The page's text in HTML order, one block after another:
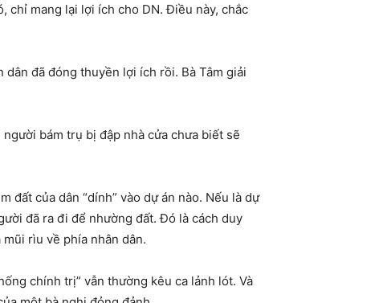
chỉ mang lại lợi ích cho DN. Điều này, chắc
đã đóng thuyền lợi ích rồi. Bà Tâm giải
bám trụ bị đập nhà cửa chưa biết sẽ
đất của dân “dính” vào dự án nào. Nếu là dự
đã ra đi để nhường đất. Đó là cách duy
mũi rìu về phía nhân dân.
chính trị” vẫn thường kêu ca lảnh lót. Và